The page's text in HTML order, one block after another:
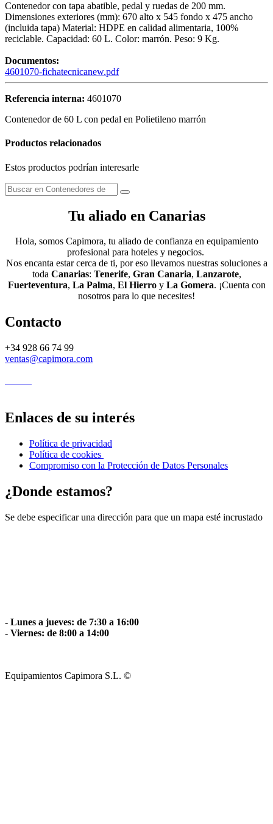
Contenedor con tapa abatible, pedal y ruedas de 200 mm.
Dimensiones exteriores (mm): 670 alto x 545 fondo x 475 ancho
(incluida tapa) Material: HDPE en calidad alimentaria, 100%
reciclable. Capacidad: 60 L. Color: marrón. Peso: 9 Kg.
Documentos:
4601070-fichatecnicanew.pdf
Referencia interna: 4601070
Contenedor de 60 L con pedal en Polietileno marrón
Productos relacionados
Estos productos podrían interesarle
Tu aliado en Canarias
Hola, somos Capimora, tu aliado de confianza en equipamiento
profesional para hoteles y negocios.
Nos encanta estar cerca de ti, por eso llevamos nuestras soluciones a
toda Canarias: Tenerife, Gran Canaria, Lanzarote,
Fuerteventura, La Palma, El Hierroy La Gomera. ¡Cuenta con
nosotros para lo que necesites!
Contacto
+34 928 66 74 99
ventas@capimora.com
Enlaces de su interés
Política de privacidad
Política de cookies
Compromiso con la Protección de Datos Personales
¿Donde estamos?
Se debe especificar una dirección para que un mapa esté incrustado
- Lunes a jueves: de 7:30 a 16:00
- Viernes: de 8:00 a 14:00
Equipamientos Capimora S.L. ©